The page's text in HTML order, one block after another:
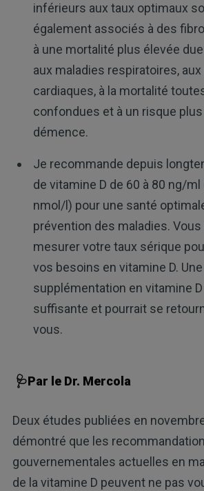
inférieurs aux taux optimaux
également associés à des
à une mortalité plus élevée
aux maladies respiratoires,
cardiaques, à la mortalité
confondues et à un risque
démence.
Je recommande depuis
de vitamine D de 60 à 80 ng/ml
nmol/l) pour une santé
prévention des maladies.
mesurer votre taux sérique
vos besoins en vitamine D.
supplémentation en vitamine
suffisante et pourrait se
vous.
🩺Par le Dr. Mercola
Deux études publiées en
démontré que les
gouvernementales actuelles en
de la vitamine D peuvent ne pas